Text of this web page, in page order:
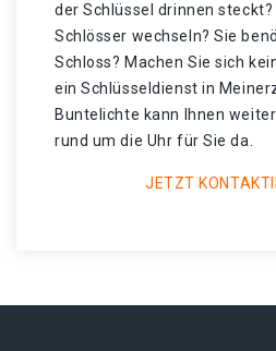
der Schlüssel drinnen steckt?
Schlösser wechseln? Sie
Schloss? Machen Sie sich
ein Schlüsseldienst in
Buntelichte kann Ihnen
rund um die Uhr für Sie da.
JETZT